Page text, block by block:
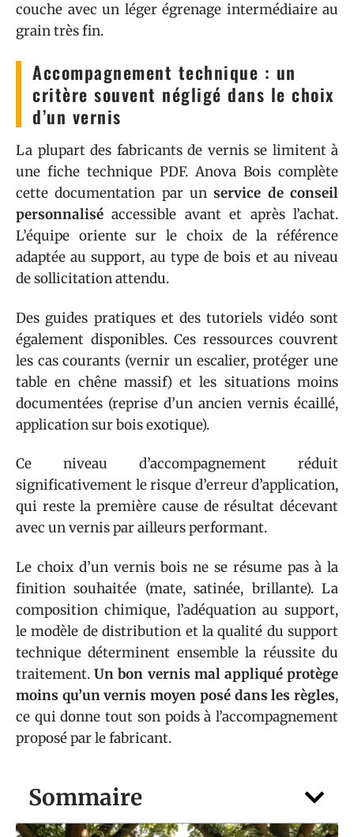
Sommaire
couche avec un léger égrenage intermédiaire au
grain très fin.
Accompagnement technique : un
critère souvent négligé dans le choix
d’un vernis
La plupart des fabricants de vernis se limitent à
une fiche technique PDF. Anova Bois complète
cette documentation par unservice de conseil
personnalisé accessible avant et après l’achat.
L’équipe oriente sur le choix de la référence
adaptée au support, au type de bois et au niveau
de sollicitation attendu.
Des guides pratiques et des tutoriels vidéo sont
également disponibles. Ces ressources couvrent
les cas courants (vernir un escalier, protéger une
table en chêne massif) et les situations moins
documentées (reprise d’un ancien vernis écaillé,
application sur bois exotique).
Ce niveau d’accompagnement réduit
significativement le risque d’erreur d’application,
qui reste la première cause de résultat décevant
avec un vernis par ailleurs performant.
Le choix d’un vernis bois ne se résume pas à la
finition souhaitée (mate, satinée, brillante). La
composition chimique, l’adéquation au support,
le modèle de distribution et la qualité du support
technique déterminent ensemble la réussite du
traitement.Un bon vernis mal appliqué protège
moins qu’un vernis moyen posé dans les règles,
ce qui donne tout son poids à l’accompagnement
proposé par le fabricant.